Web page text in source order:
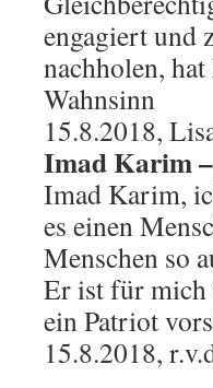
engagiert und
nachholen,
Wahnsinn
15.8.2018,
Imad Karim
Imad Karim,
es einen
Menschen so
Er ist für mich
ein Patriot
15.8.2018,